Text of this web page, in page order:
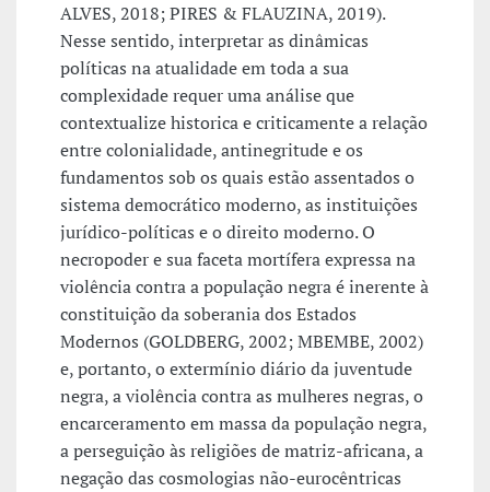
ALVES, 2018; PIRES & FLAUZINA, 2019).
Nesse sentido, interpretar as dinâmicas
políticas na atualidade em toda a sua
complexidade requer uma análise que
contextualize historica e criticamente a relação
entre colonialidade, antinegritude e os
fundamentos sob os quais estão assentados o
sistema democrático moderno, as instituições
jurídico-políticas e o direito moderno. O
necropoder e sua faceta mortífera expressa na
violência contra a população negra é inerente à
constituição da soberania dos Estados
Modernos (GOLDBERG, 2002; MBEMBE, 2002)
e, portanto, o extermínio diário da juventude
negra, a violência contra as mulheres negras, o
encarceramento em massa da população negra,
a perseguição às religiões de matriz-africana, a
negação das cosmologias não-eurocêntricas